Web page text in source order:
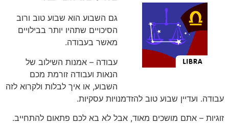
גם השבוע הוא שבוע טוב ורוב
הסיכויים שתהיו יותר בבילויים
מאשר בעבודה.
עבודה – אמנות השילוב של
הנאות ועבודה זורמת מכם
השבוע, או איך לבלות ולקרוא לזה
עבודה. ועדיין שבוע טוב להזדמנויות עסקיות.
זוגיות – אתם מושכים מאוד, אבל לא בא לכם פתאום להתחייב.